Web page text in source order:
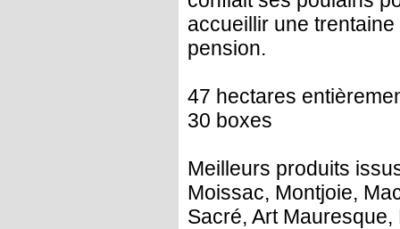
accueillir une
pension.
47 hectares
30 boxes
Meilleurs produits
Moissac, Montjoie,
Sacré, Art Mauresque,